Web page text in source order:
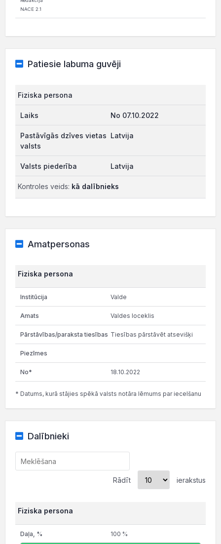
NACE 2.1
Patiesie labuma guvēji
Fiziska persona
No 07.10.2022
Latvija
Latvija
Kontroles veids: kā dalībnieks
Amatpersonas
Fiziska persona
Valde
Valdes loceklis
Tiesības pārstāvēt atsevišķi
18.10.2022
* Datums, kurā stājies spēkā valsts notāra lēmums par iecelšanu
Dalībnieki
Rādīt ierakstus
Fiziska persona
100 %